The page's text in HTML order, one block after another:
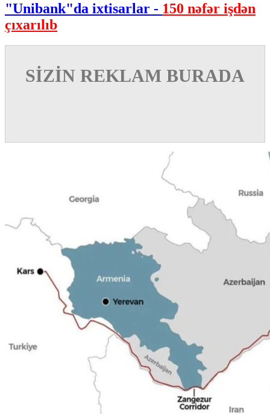
"Unibank"da ixtisarlar - 150 nəfər işdən
çıxarılıb
SİZİN REKLAM BURADA